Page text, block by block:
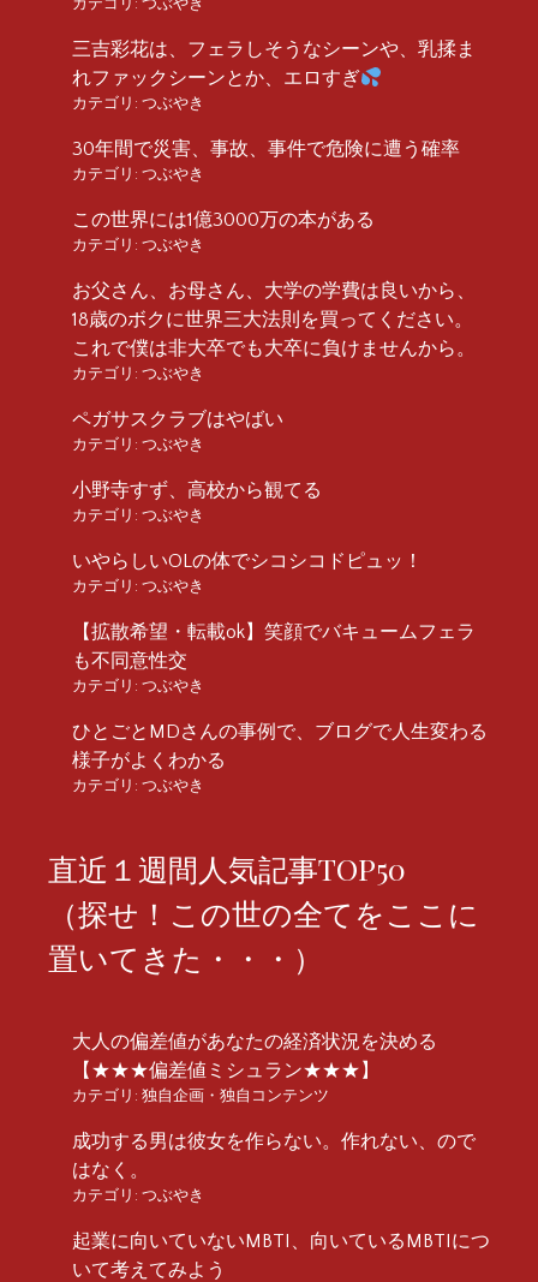
カテゴリ: つぶやき
三吉彩花は、フェラしそうなシーンや、乳揉ま
れファックシーンとか、エロすぎ
カテゴリ: つぶやき
30年間で災害、事故、事件で危険に遭う確率
カテゴリ: つぶやき
この世界には1億3000万の本がある
カテゴリ: つぶやき
お父さん、お母さん、大学の学費は良いから、
18歳のボクに世界三大法則を買ってください。
これで僕は非大卒でも大卒に負けませんから。
カテゴリ: つぶやき
ペガサスクラブはやばい
カテゴリ: つぶやき
小野寺すず、高校から観てる
カテゴリ: つぶやき
いやらしいOLの体でシコシコドピュッ！
カテゴリ: つぶやき
【拡散希望・転載ok】笑顔でバキュームフェラ
も不同意性交
カテゴリ: つぶやき
ひとごとMDさんの事例で、ブログで人生変わる
様子がよくわかる
カテゴリ: つぶやき
直近１週間人気記事TOP50
（探せ！この世の全てをここに
置いてきた・・・）
大人の偏差値があなたの経済状況を決める
【★★★偏差値ミシュラン★★★】
カテゴリ: 独自企画・独自コンテンツ
成功する男は彼女を作らない。作れない、ので
はなく。
カテゴリ: つぶやき
起業に向いていないMBTI、向いているMBTIにつ
いて考えてみよう